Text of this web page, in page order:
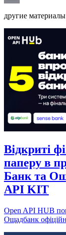
другие материалы
Відкриті
паперу в
Банк та
API KIT
Open API HUB
Ощадбанк